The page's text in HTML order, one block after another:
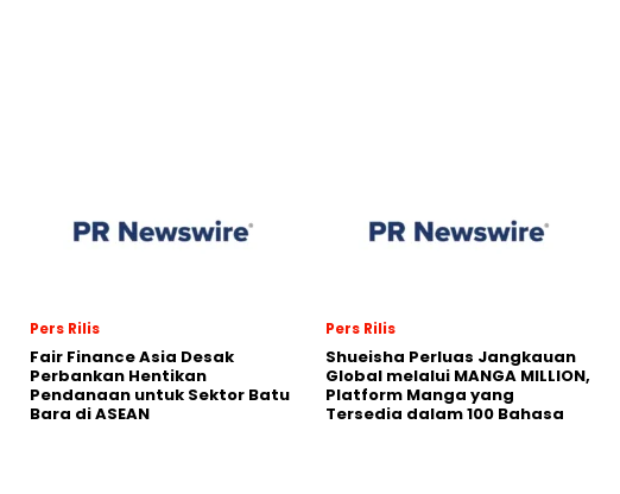
Pers Rilis
Fair Finance Asia Desak
Perbankan Hentikan
Pendanaan untuk Sektor Batu
Bara di ASEAN
Pers Rilis
Shueisha Perluas Jangkauan
Global melalui MANGA MILLION,
Platform Manga yang
Tersedia dalam 100 Bahasa